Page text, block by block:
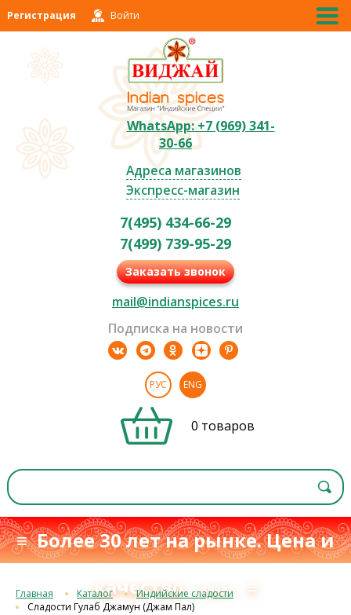
Регистрация Войти
WhatsApp: +7 (969) 341-
30-66
Адреса магазинов
Экспресс-магазин
7(495) 434-66-29
7(499) 739-95-29
Заказать звонок
mail@indianspices.ru
Подписка на новости
РУС ENG
0 товаров
≡ Более 30 лет на рынке. Цена и
качествос 1993 г. ≡
Главная Каталог
Индийские сладости
Сладости Гулаб Джамун (Джам Пал)